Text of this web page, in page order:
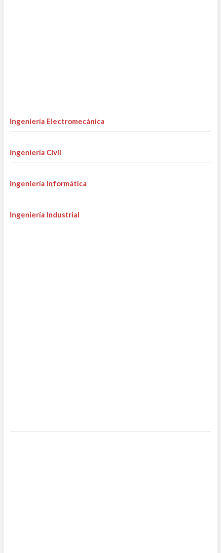
Ingeniería Electromecánica
Ingeniería Civil
Ingeniería Informática
Ingeniería Industrial